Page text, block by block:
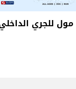
للجري